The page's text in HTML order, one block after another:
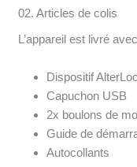
02. Articles de colis
L’appareil est livré
Dispositif
Capuchon USB
2x boulons de
Guide de
Autocollants